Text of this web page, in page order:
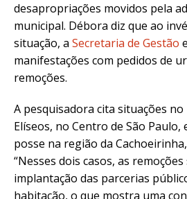
desapropriações movidos pela
municipal. Débora diz que ao
situação, a Secretaria de Gestão
manifestações com pedidos de
remoções.
A pesquisadora cita situações
Elíseos, no Centro de São
posse na região da
“Nesses dois casos, as
implantação das parcerias
habitação, o que mostra uma